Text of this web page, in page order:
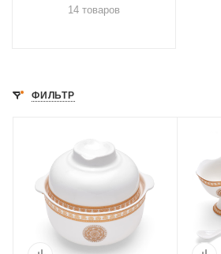
14 товаров
ФИЛЬТР